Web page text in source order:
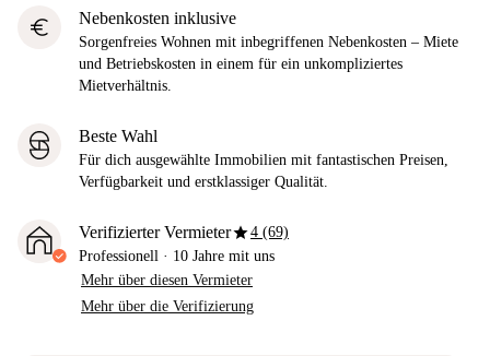
euro Nebenkosten inklusive
Sorgenfreies Wohnen mit inbegriffenen Nebenkosten – Miete
und Betriebskosten in einem für ein unkompliziertes
Mietverhältnis.
Beste Wahl
Für dich ausgewählte Immobilien mit fantastischen Preisen,
Verfügbarkeit und erstklassiger Qualität.
Verifizierter Vermieterstar4 (69)
Professionell · 10 Jahre mit uns
Mehr über diesen Vermieter
Mehr über die Verifizierung